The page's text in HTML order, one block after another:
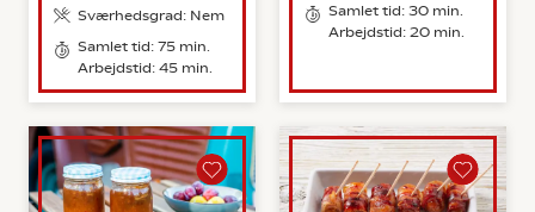
Sværhedsgrad: Nem
Samlet tid: 75 min.
Arbejdstid: 45 min.
Samlet tid: 30 min.
Arbejdstid: 20 min.